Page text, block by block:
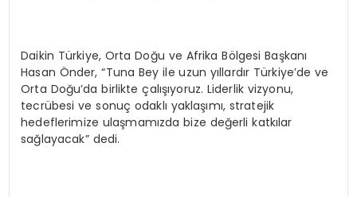
Daikin Türkiye, Orta Doğu ve Afrika Bölgesi Başkanı
Hasan Önder, “Tuna Bey ile uzun yıllardır Türkiye’de ve
Orta Doğu’da birlikte çalışıyoruz. Liderlik vizyonu,
tecrübesi ve sonuç odaklı yaklaşımı, stratejik
hedeflerimize ulaşmamızda bize değerli katkılar
sağlayacak” dedi.